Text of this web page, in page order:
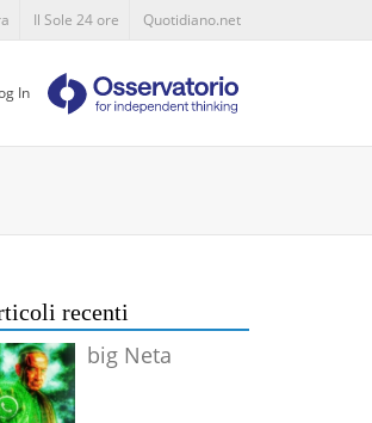
Il Sole 24 ore Quotidiano.net
In
recenti
big Neta